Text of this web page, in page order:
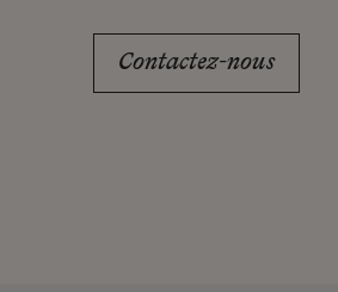
Contactez-nous